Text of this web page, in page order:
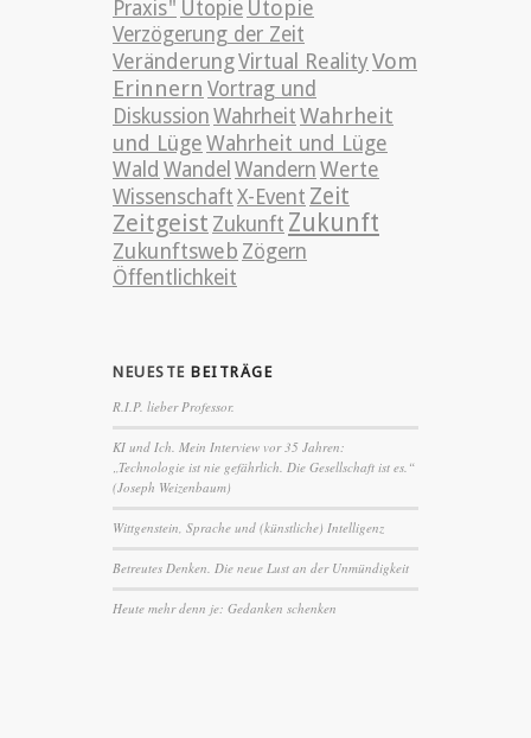
Praxis" Utopie Utopie
Verzögerung der Zeit
VeränderungVirtual Reality Vom
Erinnern Vortrag und
Diskussion Wahrheit Wahrheit
und Lüge Wahrheit und Lüge
Wald Wandel Wandern Werte
Wissenschaft X-Event Zeit
Zeitgeist Zukunft Zukunft
Zukunftsweb Zögern
Öffentlichkeit
NEUESTE BEITRÄGE
R.I.P. lieber Professor.
KI und Ich. Mein Interview vor 35 Jahren:
„Technologie ist nie gefährlich. Die Gesellschaft ist es.“
(Joseph Weizenbaum)
Wittgenstein, Sprache und (künstliche) Intelligenz
Betreutes Denken. Die neue Lust an der Unmündigkeit
Heute mehr denn je: Gedanken schenken